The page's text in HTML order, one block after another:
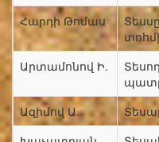
Հարդի Թոմաս
Արտամոնով Ի.
Ազիմով Ա.